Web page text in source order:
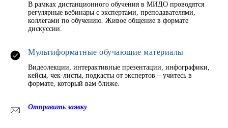
В рамках дистанционного обучения в МИДО проводятся
регулярные вебинары с экспертами, преподавателями,
коллегами по обучению. Живое общение в формате
дискуссии.
Мультиформатные обучающие материалы
Видеолекции, интерактивные презентации, инфографики,
кейсы, чек-листы, подкасты от экспертов – учитесь в
формате, который вам ближе.
Отправить заявку